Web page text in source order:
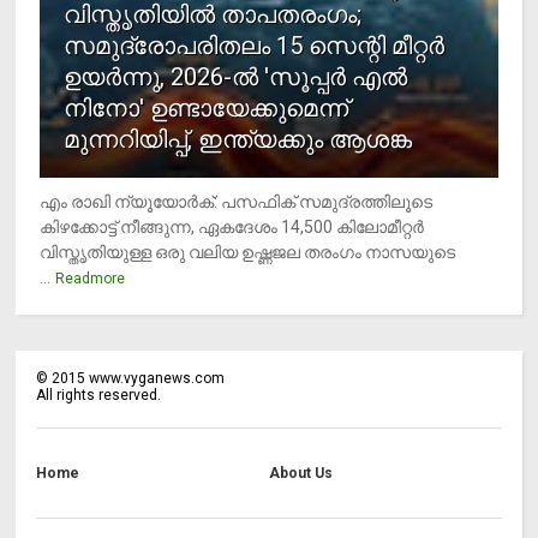
വിസ്തൃതിയില്‍ താപതരംഗം;
സമുദ്രോപരിതലം 15 സെന്റി മീറ്റര്‍
ഉയര്‍ന്നു, 2026-ല്‍ 'സൂപ്പര്‍ എല്‍
നിനോ' ഉണ്ടായേക്കുമെന്ന്
മുന്നറിയിപ്പ്, ഇന്ത്യക്കും ആശങ്ക
എം രാഖി ന്യൂയോര്‍ക്: പസഫിക് സമുദ്രത്തിലൂടെ
കിഴക്കോട്ട് നീങ്ങുന്ന, ഏകദേശം 14,500 കിലോമീറ്റര്‍
വിസ്തൃതിയുള്ള ഒരു വലിയ ഉഷ്ണജല തരംഗം നാസയുടെ
Readmore
©2015 www.vyganews.com
All rights reserved.
Home About Us